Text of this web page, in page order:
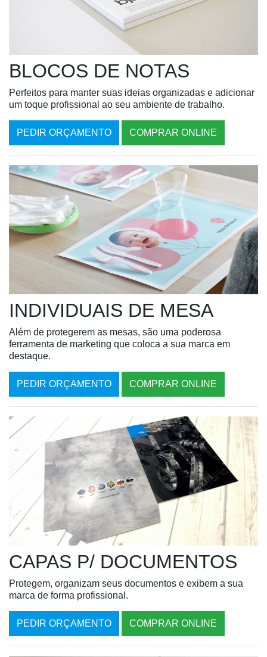
BLOCOS DE NOTAS
Perfeitos para manter suas ideias organizadas e adicionar
um toque profissional ao seu ambiente de trabalho.
PEDIR ORÇAMENTO COMPRAR ONLINE
INDIVIDUAIS DE MESA
Além de protegerem as mesas, são uma poderosa
ferramenta de marketing que coloca a sua marca em
destaque.
PEDIR ORÇAMENTO COMPRAR ONLINE
CAPAS P/ DOCUMENTOS
Protegem, organizam seus documentos e exibem a sua
marca de forma profissional.
PEDIR ORÇAMENTO COMPRAR ONLINE